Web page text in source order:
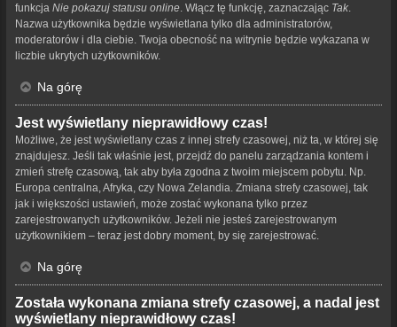
funkcja Nie pokazuj statusu online . Włącz tę funkcję, zaznaczając Tak
Nazwa użytkownika będzie wyświetlana tylko dla administratorów,
moderatorów i dla ciebie. Twoja obecność na witrynie będzie wykazana w
liczbie ukrytych użytkowników.
Na górę
Jest wyświetlany nieprawidłowy czas!
Możliwe, że jest wyświetlany czas z innej strefy czasowej, niż ta, w której się
znajdujesz. Jeśli tak właśnie jest, przejdź do panelu zarządzania kontem i
zmień strefę czasową, tak aby była zgodna z twoim miejscem pobytu. Np.
Europa centralna, Afryka, czy Nowa Zelandia. Zmiana strefy czasowej, tak
jak i większości ustawień, może zostać wykonana tylko przez
zarejestrowanych użytkowników. Jeżeli nie jesteś zarejestrowanym
użytkownikiem – teraz jest dobry moment, by się zarejestrować.
Na górę
Została wykonana zmiana strefy czasowej, a nadal jest
wyświetlany nieprawidłowy czas!